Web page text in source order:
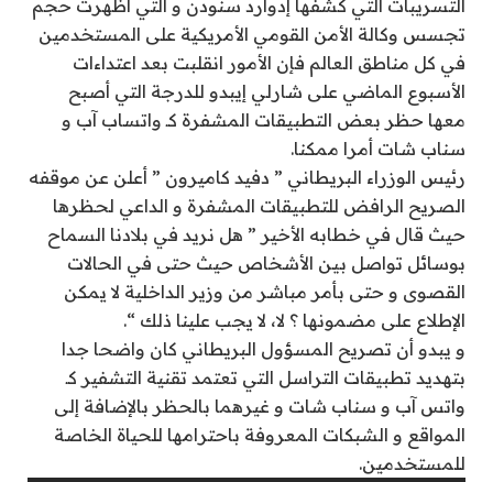
التسريبات التي كشفها إدوارد سنودن و التي أظهرت حجم
تجسس وكالة الأمن القومي الأمريكية على المستخدمين
في كل مناطق العالم فإن الأمور انقلبت بعد اعتداءات
الأسبوع الماضي على شارلي إيبدو للدرجة التي أصبح
معها حظر بعض التطبيقات المشفرة كـ واتساب آب و
سناب شات أمرا ممكنا.
رئيس الوزراء البريطاني ” دفيد كاميرون ” أعلن عن موقفه
الصريح الرافض للتطبيقات المشفرة و الداعي لحظرها
حيث قال في خطابه الأخير ” هل نريد في بلادنا السماح
بوسائل تواصل بين الأشخاص حيث حتى في الحالات
القصوى و حتى بأمر مباشر من وزير الداخلية لا يمكن
الإطلاع على مضمونها ؟ لا، لا يجب علينا ذلك “.
و يبدو أن تصريح المسؤول البريطاني كان واضحا جدا
بتهديد تطبيقات التراسل التي تعتمد تقنية التشفير كـ
واتس آب و سناب شات و غيرهما بالحظر بالإضافة إلى
المواقع و الشبكات المعروفة باحترامها للحياة الخاصة
للمستخدمين.